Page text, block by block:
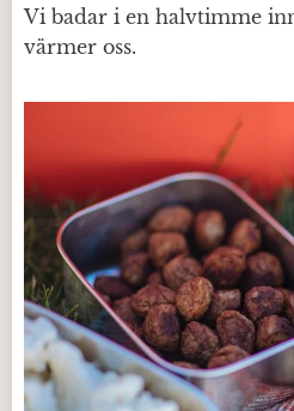
Vi badar i en halvtimme
värmer oss.